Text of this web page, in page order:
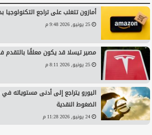
أمازون تتغلب على تراجع التكنولوجيا
25 يونيو, 2026 9:48 م
مصير تيسلا قد يكون معلقًا بالتقدم
25 يونيو, 2026 8:11 م
اليورو يتراجع إلى أدنى مستوياته
الضغوط النقدية
24 يونيو, 2026 11:28 م